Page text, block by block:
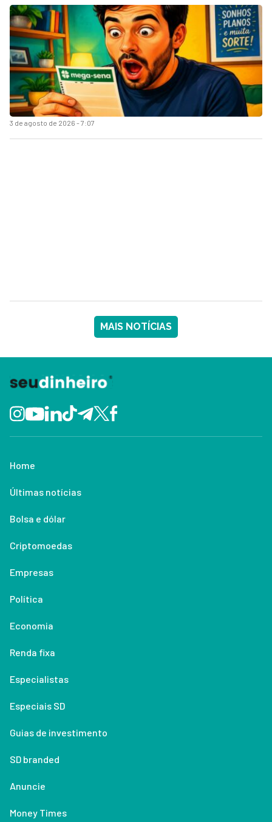
3 de agosto de 2026 - 7:07
MAIS NOTÍCIAS
Home
Últimas notícias
Bolsa e dólar
Criptomoedas
Empresas
Política
Economia
Renda fixa
Especialistas
Especiais SD
Guias de investimento
SD branded
Anuncie
Money Times